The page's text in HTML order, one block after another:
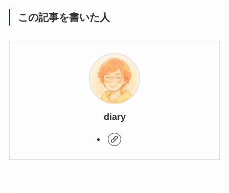
この記事を書いた人
diary